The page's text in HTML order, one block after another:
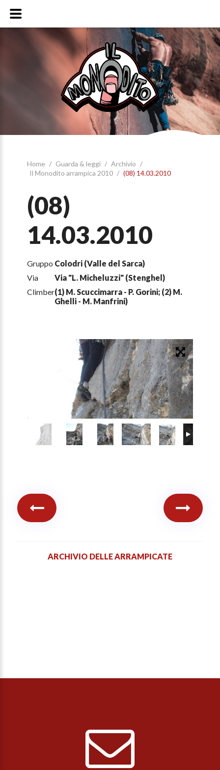
Home / Guarda & leggi / Archivio /
Il Monodito arrampica 2010 / (08) 14.03.2010
(08)
14.03.2010
Gruppo Colodri (Valle del Sarca)
Via
Via "L. Micheluzzi" (Stenghel)
Climber(1) M. Scuccimarra - P. Gorini; (2) M.
Ghelli - M. Manfrini)
ARCHIVIO DELLE ARRAMPICATE